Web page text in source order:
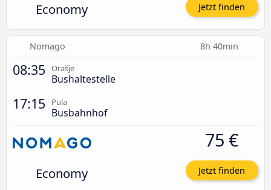
Economy Jetzt finden
Nomago 8h 40min
08:35 Orašje
Bushaltestelle
17:15 Pula
Busbahnhof
Economy
75 €
Jetzt finden